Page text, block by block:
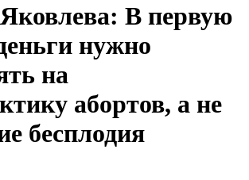
В первую
нужно
на
абортов, а не
бесплодия